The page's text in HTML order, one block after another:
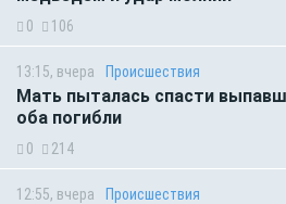
0 106
13:15, вчера Происшествия
Мать пыталась спасти
оба погибли
0 214
12:55, вчера Происшествия